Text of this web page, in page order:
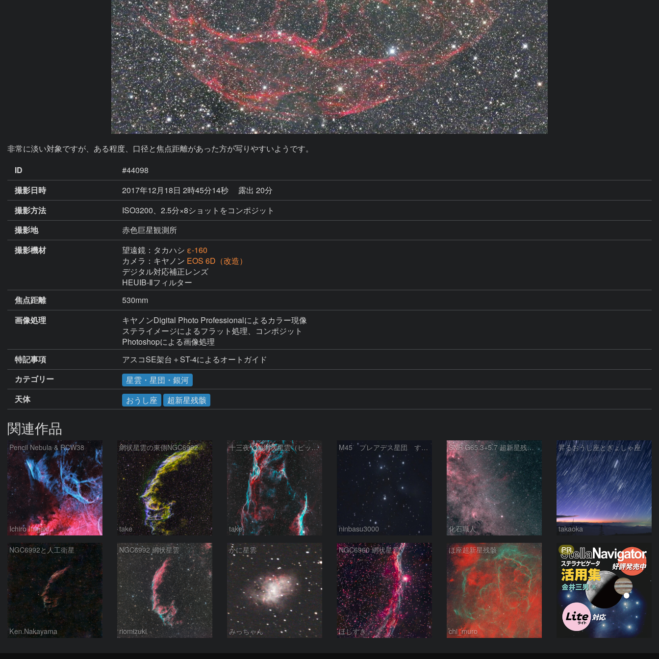
非常に淡い対象ですが、ある程度、口径と焦点距離があった方が写りやすいようです。
ID
#44098
撮影日時
2017年12月18日 2時45分14秒
露出 20分
撮影方法
ISO3200、2.5分×8ショットをコンポジット
撮影地
赤色巨星観測所
撮影機材
望遠鏡：タカハシ ε-160
カメラ：キヤノン EOS 6D（改造）
デジタル対応補正レンズ
HEUIB-Ⅱフィルター
焦点距離
530mm
画像処理
キヤノンDigital Photo Professionalによるカラー現像
ステライメージによるフラット処理、コンポジット
Photoshopによる画像処理
特記事項
アスコSE架台＋ST-4によるオートガイド
カテゴリー
星雲・星団・銀河
天体
おうし座 超新星残骸
関連作品
Pencil Nebula & RCW38
Ichiro Itagaki
網状星雲の東側NGC6992
take
十三夜での網状星雲（ピッカリングの三角）
take
M45 プレアデス星団 すばる
ninbasu3000
SNR G65.3+5.7 超新星残骸 アルビレオ周辺 はくちょう座
化石職人
昇るおうし座とぎょしゃ座
takaoka
NGC6992と人工衛星
Ken.Nakayama
NGC6992 網状星雲
riomizuki
かに星雲
みっちゃん
NGC6960 網状星雲
ほしすき
ほ座超新星残骸
chi_muro
PR